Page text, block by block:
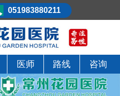
医师 路线 咨询
051983880211